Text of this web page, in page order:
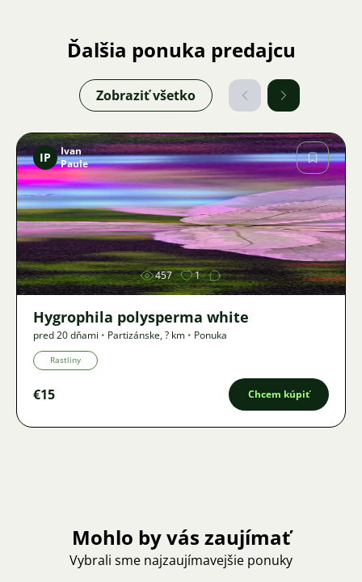
Ďalšia ponuka predajcu
Zobraziť všetko
Obrázok
IP
Ivan
Paule
457 1
Hygrophila polysperma white
pred 20 dňami • Partizánske,? km • Ponuka
Rastliny
€15 Chcem kúpiť
Mohlo by vás zaujímať
Vybrali sme najzaujímavejšie ponuky